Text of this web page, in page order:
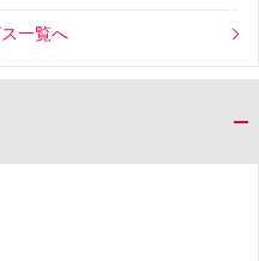
一覧へ